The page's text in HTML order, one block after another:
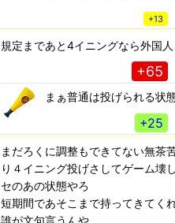
+13
規定まであと4イニングなら外国
+65
まぁ普通は投げられる状
+25
まだろくに調整もできてない無茶
り４イニング投げさしてゲーム壊
セのあの状態やろ
短期間であそこまで持ってきてく
誰が文句言うんや